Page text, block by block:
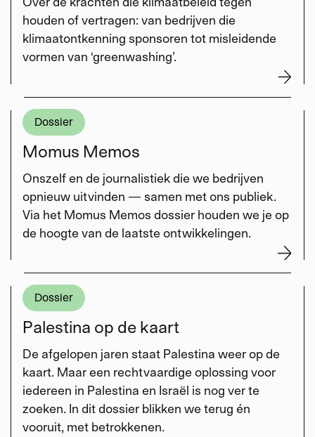
houden of vertragen: van bedrijven die
klimaatontkenning sponsoren tot misleidende
vormen van ‘greenwashing’.
Dossier
Momus Memos
Onszelf en de journalistiek die we bedrijven
opnieuw uitvinden — samen met ons publiek.
Via het Momus Memos dossier houden we je op
de hoogte van de laatste ontwikkelingen.
Dossier
Palestina op de kaart
De afgelopen jaren staat Palestina weer op de
kaart. Maar een rechtvaardige oplossing voor
iedereen in Palestina en Israël is nog ver te
zoeken. In dit dossier blikken we terug én
vooruit, met betrokkenen.